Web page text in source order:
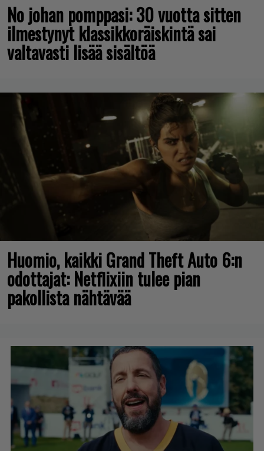
No johan pomppasi: 30 vuotta sitten
ilmestynyt klassikkoräiskintä sai
valtavasti lisää sisältöä
Huomio, kaikki Grand Theft Auto 6:n
odottajat: Netflixiin tulee pian
pakollista nähtävää